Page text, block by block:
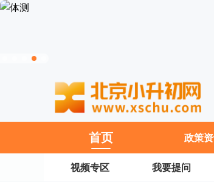
首页 政策
视频专区 我要提问